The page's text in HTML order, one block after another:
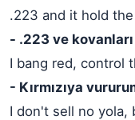
.223 and it hold
- .223 ve
I bang red, control
- Kırmızıya
I don't sell no yola,